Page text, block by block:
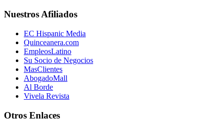
Nuestros Afiliados
EC Hispanic Media
Quinceanera.com
EmpleosLatino
Su Socio de Negocios
MasClientes
AbogadoMall
Al Borde
Vivela Revista
Otros Enlaces